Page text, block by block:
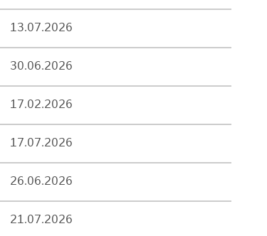
13.07.2026
30.06.2026
17.02.2026
17.07.2026
26.06.2026
21.07.2026